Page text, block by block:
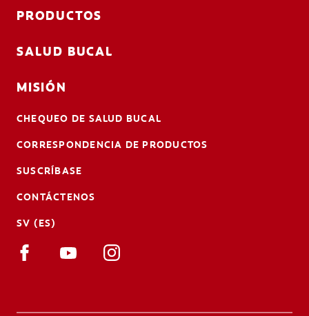
PRODUCTOS
SALUD BUCAL
MISIÓN
CHEQUEO DE SALUD BUCAL
CORRESPONDENCIA DE PRODUCTOS
SUSCRÍBASE
CONTÁCTENOS
SV (ES)